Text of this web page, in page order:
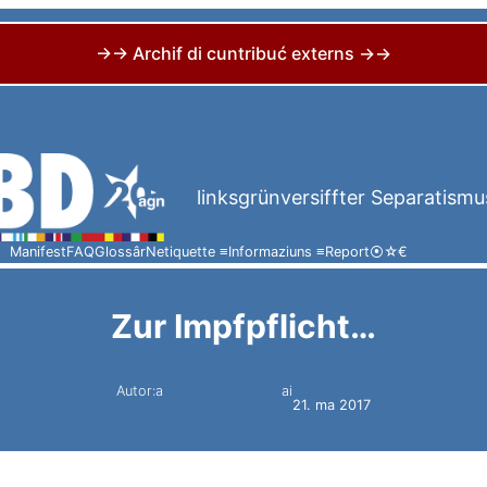
→→ Archif di cuntribuć externs →→
linksgrünversiffter
ManifestFAQGlossârNetiquette ≡Informaziuns ≡Report⦿☆€
Zur Impfpflicht…
Autor:a
ai
21. ma 2017